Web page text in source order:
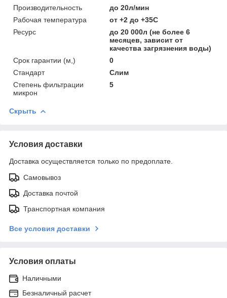
Производительность
до 20л/мин
Рабочая температура
от +2 до +35С
Ресурс
до 20 000л (не более 6
месяцев, зависит от
качества загрязнения воды)
Срок гарантии (м,)
0
Стандарт
Слим
Степень фильтрации
микрон
5
Скрыть
Условия доставки
Доставка осуществляется только по предоплате.
Самовывоз
Доставка почтой
Транспортная компания
Все условия доставки
Условия оплаты
Наличными
Безналичный расчет